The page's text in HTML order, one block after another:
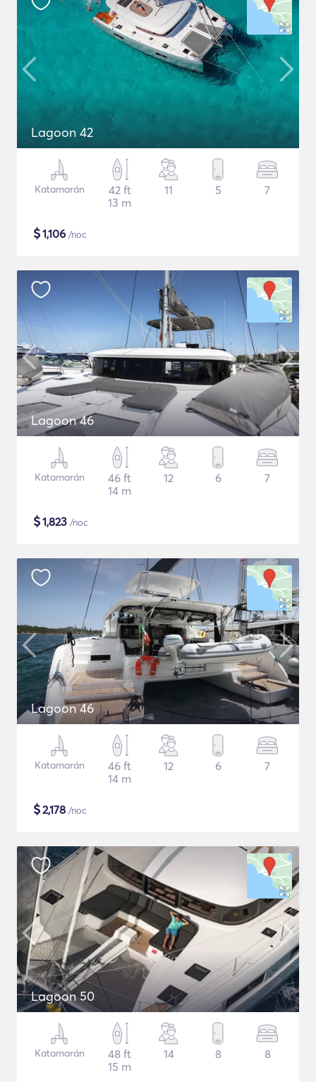
Lagoon 42
Katamarán
42 ft
13 m
11 5 7
$1,106 /noc
Lagoon 46
Katamarán
46 ft
14 m
12 6 7
$1,823 /noc
Lagoon 46
Katamarán
46 ft
14 m
12 6 7
$2,178 /noc
Lagoon 50
Katamarán
48 ft
15 m
14 8 8